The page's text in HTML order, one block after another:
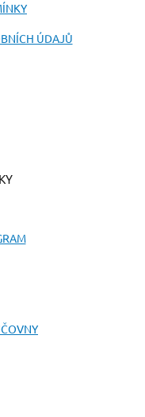
ÚDAJŮ